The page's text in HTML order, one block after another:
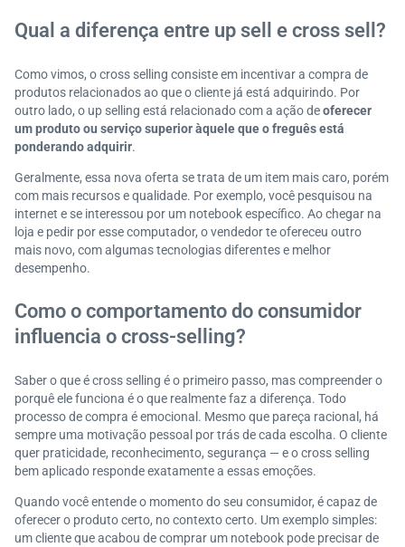
Qual a diferença entre up sell e cross sell?
Como vimos, o cross selling consiste em incentivar a compra de
produtos relacionados ao que o cliente já está adquirindo. Por
outro lado, o up selling está relacionado com a ação deoferecer
um produto ou serviço superior àquele que o freguês está
ponderando adquirir.
Geralmente, essa nova oferta se trata de um item mais caro, porém
com mais recursos e qualidade. Por exemplo, você pesquisou na
internet e se interessou por um notebook específico. Ao chegar na
loja e pedir por esse computador, o vendedor te ofereceu outro
mais novo, com algumas tecnologias diferentes e melhor
desempenho.
Como o comportamento do consumidor
influencia o cross-selling?
Saber o que é cross selling é o primeiro passo, mas compreender o
porquê ele funciona é o que realmente faz a diferença. Todo
processo de compra é emocional. Mesmo que pareça racional, há
sempre uma motivação pessoal por trás de cada escolha. O cliente
quer praticidade, reconhecimento, segurança — e o cross selling
bem aplicado responde exatamente a essas emoções.
Quando você entende o momento do seu consumidor, é capaz de
oferecer o produto certo, no contexto certo. Um exemplo simples:
um cliente que acabou de comprar um notebook pode precisar de